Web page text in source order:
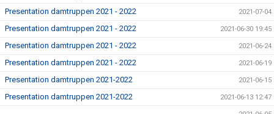
Presentation damtruppen 2021 - 2022 2021-07-04
Presentation damtruppen 2021 - 2022 2021-06-30 19:45
Presentation damtruppen 2021 - 2022 2021-06-24
Presentation damtruppen 2021 - 2022 2021-06-19
Presentation damtruppen 2021-2022 2021-06-15
Presentation damtruppen 2021-2022 2021-06-13 12:47